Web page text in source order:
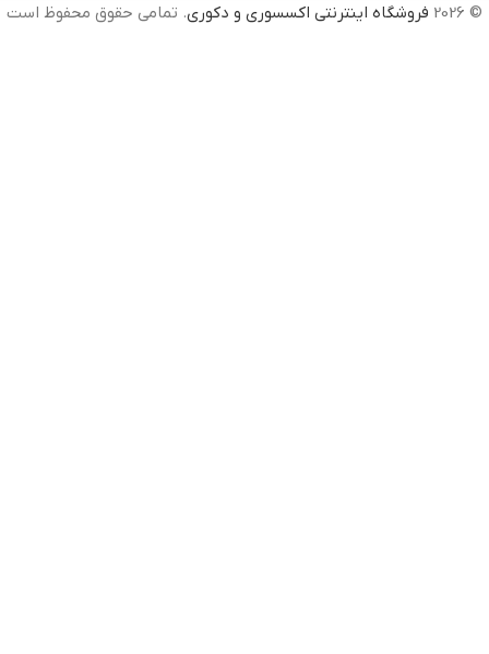
© 2026 فروشگاه اینترنتی اکسسوری و دکوری. تمامی حقوق محفوظ است